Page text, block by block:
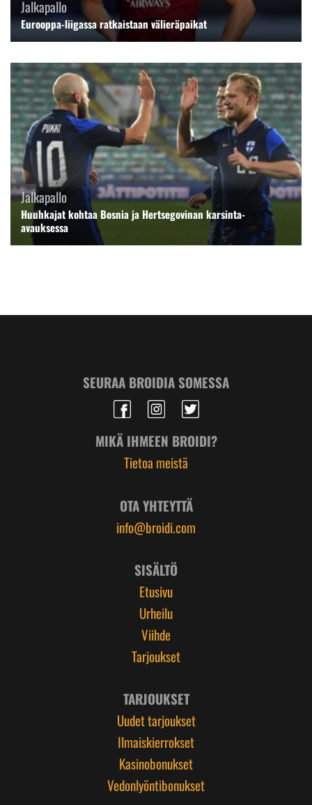
Jalkapallo
Eurooppa-liigassa ratkaistaan välieräpaikat
Jalkapallo
Huuhkajat kohtaa Bosnia ja Hertsegovinan karsinta-
avauksessa
SEURAA BROIDIA SOMESSA
MIKÄ IHMEEN BROIDI?
Tietoa meistä
OTA YHTEYTTÄ
info@broidi.com
SISÄLTÖ
Etusivu
Urheilu
Viihde
Tarjoukset
TARJOUKSET
Uudet tarjoukset
Ilmaiskierrokset
Kasinobonukset
Vedonlyöntibonukset